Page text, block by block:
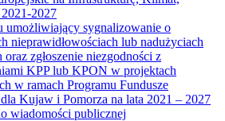
2027
umożliwiający sygnalizowanie o
nieprawidłowościach lub nadużyciach
zgłoszenie niezgodności z
KPP lub KPON w projektach
w ramach Programu Fundusze
Kujaw i Pomorza na lata 2021 – 2027
wiadomości publicznej